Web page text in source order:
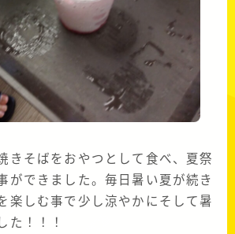
きそばをおやつとして食べ、夏祭
ができました。毎日暑い夏が続き
楽しむ事で少し涼やかにそして暑
た！！！